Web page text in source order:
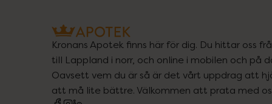
Kronans Apotek finns här för dig. Du hittar oss
till Lappland i norr, och online i mobilen och på
Oavsett vem du är så är det vårt uppdrag att
att må lite bättre. Välkommen att prata med